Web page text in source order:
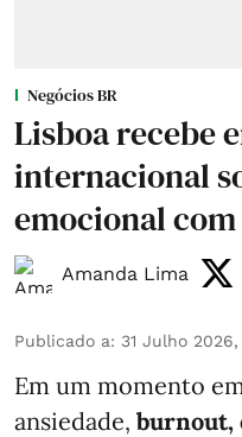
Negócios BR
Lisboa recebe
internacional
emocional
Amanda Lima
Publicado a: 31 Julho 2026,
Em um momento
ansiedade, burnout,